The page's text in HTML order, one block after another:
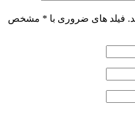
فیلد های ضروری با * مشخص